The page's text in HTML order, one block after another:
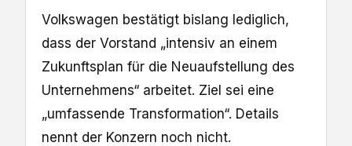
Volkswagen bestätigt bislang lediglich,
dass der Vorstand „intensiv an einem
Zukunftsplan für die Neuaufstellung des
Unternehmens“ arbeitet. Ziel sei eine
„umfassende Transformation“. Details
nennt der Konzern noch nicht.